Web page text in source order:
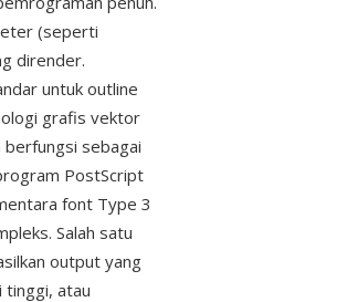
(seperti
dirender.
untuk outline
grafis vektor
berfungsi sebagai
PostScript
font Type 3
Salah satu
output yang
atau